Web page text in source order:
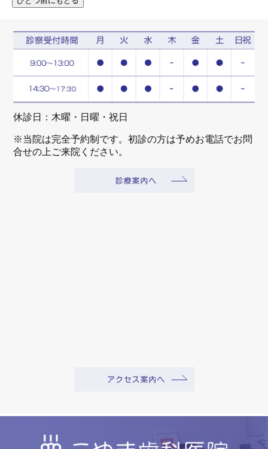
休診日：木曜・日曜・祝日
※当院は完全予約制です。初診の方は予めお電話でお問
合せの上ご来院ください。